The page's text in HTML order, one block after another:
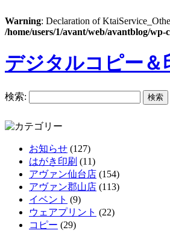
Warning: Declaration of
/home/users/1/avant/web/avantblog/
デジタルコピー＆
検索:
お知らせ (127)
はがき印刷 (11)
アヴァン仙台店 (154)
アヴァン郡山店 (113)
イベント (9)
ウェアプリント (22)
コピー (29)